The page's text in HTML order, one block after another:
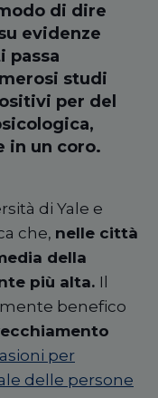
di dire
evidenze
passa
studi
per del
in un coro.
di Yale e
che, nelle città
della
più alta. Il
benefico
per
delle persone